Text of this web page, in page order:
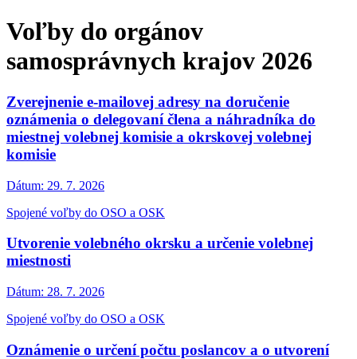
Voľby do orgánov
samosprávnych krajov 2026
Zverejnenie e-mailovej adresy na doručenie
oznámenia o delegovaní člena a náhradníka do
miestnej volebnej komisie a okrskovej volebnej
komisie
Dátum: 29. 7. 2026
Spojené voľby do OSO a OSK
Utvorenie volebného okrsku a určenie volebnej
miestnosti
Dátum: 28. 7. 2026
Spojené voľby do OSO a OSK
Oznámenie o určení počtu poslancov a o utvorení